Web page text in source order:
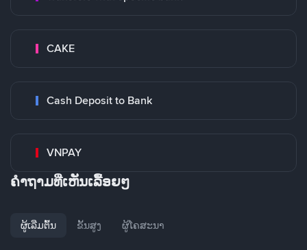
CAKE
Cash Deposit to Bank
VNPAY
ຄໍາຖາມທີ່ເຫັນເລື້ອຍໆ
ຜູ້ເລີ່ມຕົ້ນ ຂັ້ນສູງ ຜູ້ໂຄສະນາ